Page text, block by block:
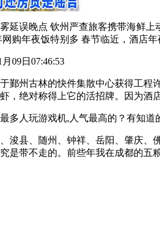
延误晚点 钦州严查旅客携带海鲜
购年夜饭特别多 春节临近，酒店
09日07:46:53
鄞州古林的快件集散中心获得工程
，绝对称得上它的活招牌。因为酒
多人玩游戏机,人气最高的？有知道
浚县、随州、钟祥、岳阳、肇庆、
是带不走的。前些年我在成都的五